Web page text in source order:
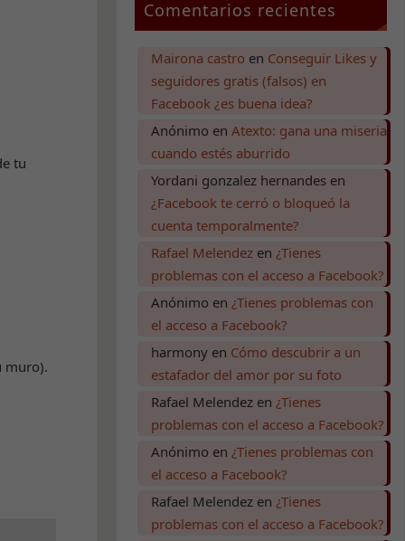
tu
muro).
Comentarios recientes
Mairona castro en Conseguir Likes y
seguidores gratis (falsos) en
Facebook ¿es buena idea?
Anónimo en Atexto: gana una miseria
cuando estés aburrido
Yordani gonzalez hernandesen
¿Facebook te cerró o bloqueó la
cuenta temporalmente?
Rafael Melendezen ¿Tienes
problemas con el acceso a Facebook?
Anónimo en ¿Tienes problemas con
el acceso a Facebook?
harmonyen Cómo descubrir a un
estafador del amor por su foto
Rafael Melendezen ¿Tienes
problemas con el acceso a Facebook?
Anónimo en ¿Tienes problemas con
el acceso a Facebook?
Rafael Melendezen ¿Tienes
problemas con el acceso a Facebook?